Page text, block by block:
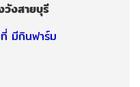
วังสายบุรี